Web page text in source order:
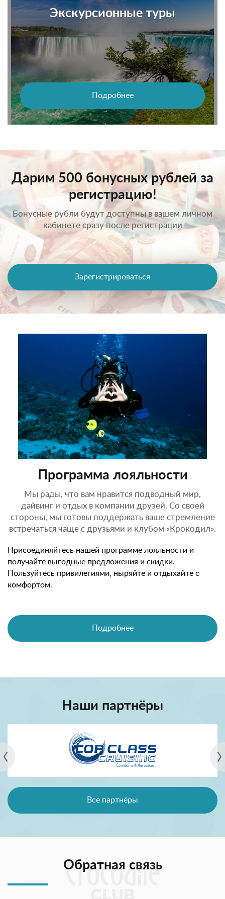
Экскурсионные туры
Подробнее
Дарим 500 бонусных рублей за
регистрацию!
Бонусные рубли будут доступны в вашем личном
кабинете сразу после регистрации
Зарегистрироваться
Программа лояльности
Мы рады, что вам нравится подводный мир,
дайвинг и отдых в компании друзей. Со своей
стороны, мы готовы поддержать ваше стремление
встречаться чаще с друзьями и клубом «Крокодил».
Присоединяйтесь нашей программе лояльности и
получайте выгодные предложения и скидки.
Пользуйтесь привилегиями, ныряйте и отдыхайте с
комфортом.
Подробнее
Наши партнёры
Все партнёры
Обратная связь